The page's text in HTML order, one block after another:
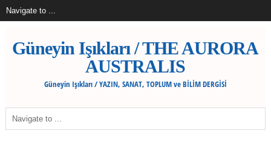
Güneyin Işıkları / THE AURORA
AUSTRALIS
Güneyin Işıkları / YAZIN, SANAT, TOPLUM ve BİLİM DERGİSİ